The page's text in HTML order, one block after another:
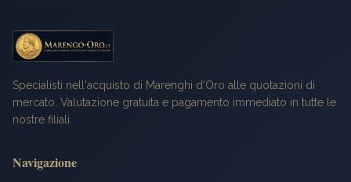
Specialisti nell'acquisto di Marenghi d'Oro alle quotazioni di
mercato. Valutazione gratuita e pagamento immediato in tutte le
nostre filiali.
Navigazione